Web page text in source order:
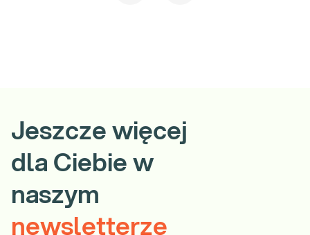
Jeszcze więcej
dla Ciebie w
naszym
newsletterze